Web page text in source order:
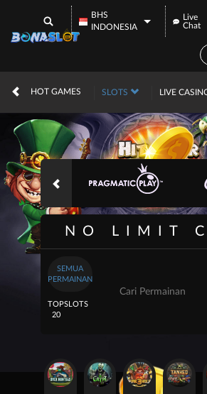
BHS
INDONESIA
Live
Chat
HOT GAMES SLOTS LIVE
IDR
NO LIMIT
SEMUA
PERMAINAN
TOP
20
SLOTS